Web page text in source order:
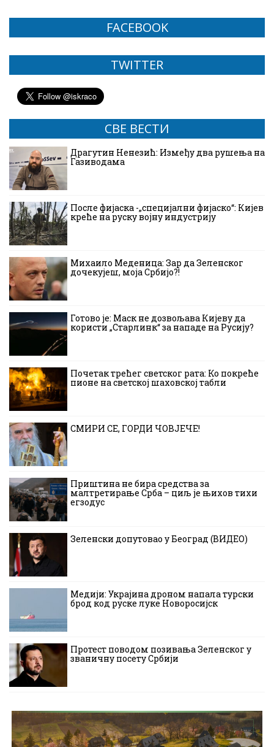
FACEBOOK
TWITTER
СВЕ ВЕСТИ
Драгутин Ненезић: Између два рушења на
Газиводама
После фијаска -„специјални фијаско“: Кијев
креће на руску војну индустрију
Михаило Меденица: Зар да Зеленског
дочекујеш, моја Србијо?!
Готово је: Маск не дозвољава Кијеву да
користи „Старлинк“ за нападе на Русију?
Почетак трећег светског рата: Ко покреће
пионе на светској шаховској табли
СМИРИ СЕ, ГОРДИ ЧОВЈЕЧЕ!
Приштина не бира средства за
малтретирање Срба – циљ је њихов тихи
егзодус
Зеленски допутовао у Београд (ВИДЕО)
Медији: Украјина дроном напала турски
брод код руске луке Новоросијск
Протест поводом позивања Зеленског у
званичну посету Србији